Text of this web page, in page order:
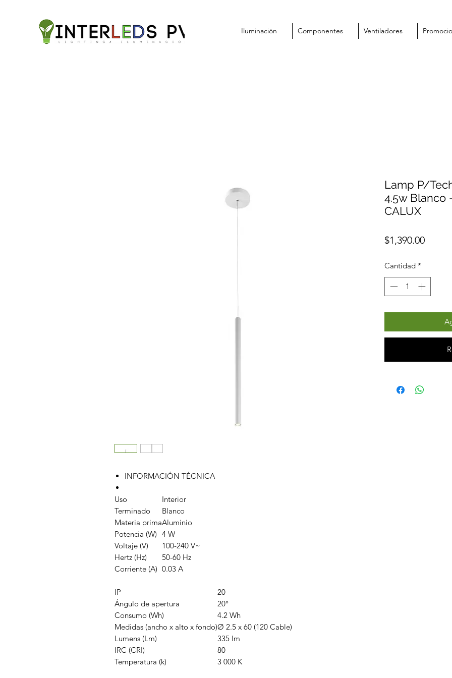
Iluminación Componentes Ventiladores
INFORMACIÓN TÉCNICA
Uso
Interior
Terminado
Blanco
Materia primaAluminio
Potencia (W) 4 W
Voltaje (V)
100-240 V~
Hertz (Hz)
50-60 Hz
Corriente (A) 0.03 A
IP
20
Ángulo de apertura
20°
Consumo (Wh)
4.2 Wh
Medidas (ancho x alto x fondo)Ø 2.5 x 60 (120 Cable)
Lumens (Lm)
335 lm
IRC (CRI)
80
Temperatura (k)
3 000 K
Lamp P/
4.5w Blanco
CALUX
$1,390.00Precio
Cantidad *